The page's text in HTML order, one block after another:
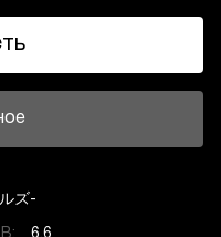
ズ-
6.6